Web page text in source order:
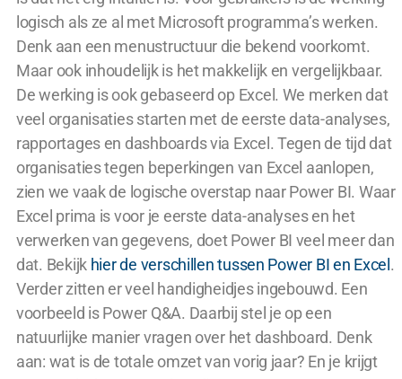
logisch als ze al met Microsoft programma’s werken.
Denk aan een menustructuur die bekend voorkomt.
Maar ook inhoudelijk is het makkelijk en vergelijkbaar.
De werking is ook gebaseerd op Excel. We merken dat
veel organisaties starten met de eerste data-analyses,
rapportages en dashboards via Excel. Tegen de tijd dat
organisaties tegen beperkingen van Excel aanlopen,
zien we vaak de logische overstap naar Power BI. Waar
Excel prima is voor je eerste data-analyses en het
verwerken van gegevens, doet Power BI veel meer dan
dat. Bekijk hier de verschillen tussen Power BI en Excel .
Verder zitten er veel handigheidjes ingebouwd. Een
voorbeeld is Power Q&A. Daarbij stel je op een
natuurlijke manier vragen over het dashboard. Denk
aan: wat is de totale omzet van vorig jaar? En je krijgt